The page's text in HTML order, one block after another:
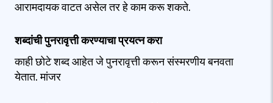
आरामदायक वाटत असेल तर हे काम करू शकते.
शब्दांची पुनरावृत्ती करण्याचा प्रयत्न करा
काही छोटे शब्द आहेत जे पुनरावृत्ती करून संस्मरणीय बनवता
येतात. मांजर